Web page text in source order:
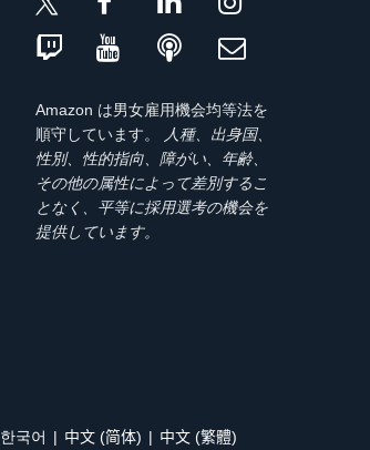
Amazon は男女雇用機会均等法を
順守しています。
人種、出身国、
性別、性的指向、障がい、年齢、
その他の属性によって差別するこ
となく、平等に採用選考の機会を
提供しています。
한국어 中文 (简体) 中文 (繁體)